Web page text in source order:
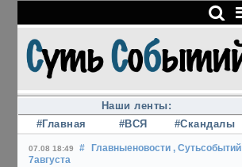
Наши ленты:
#Главная
#ВСЯ #Скандалы
07.08 18:49 # Главныеновости , Сутьсобытий
7августа